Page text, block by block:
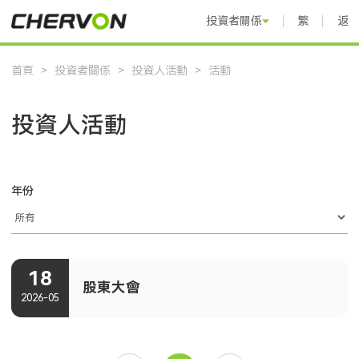
投資者關係 繁體中文返
首頁 > 投資者關係 > 投資人活動 > 活動
投資人活動
年份
18
2026-05
股東大會